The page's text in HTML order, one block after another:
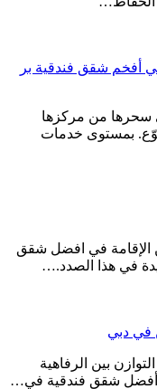
أفخم شقق فندقية بر
سحرها من مركزها
بمستوى خدمات
الإقامة في افضل شقق
في هذا الصدد.…
في دبي
بين الرفاهية
أفضل شقق فندقية في…